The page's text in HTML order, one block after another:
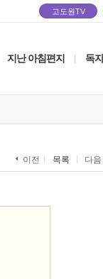
고도원TV
지난 아침편지 독
이전 목록 다음